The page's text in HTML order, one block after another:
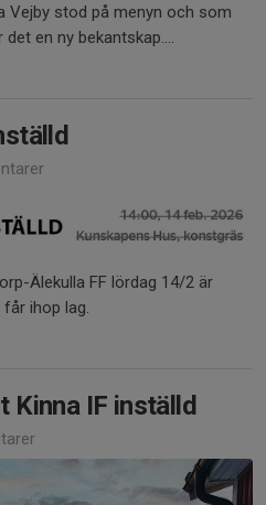
Vejby stod på menyn och som
en ny bekantskap....
Älekulla FF lördag 14/2 är
ihop lag.
Kinna IF inställd